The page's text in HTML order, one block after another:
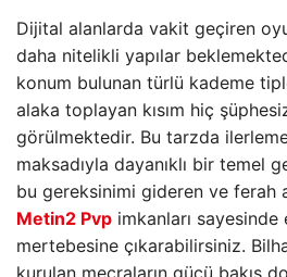
Dijital alanlarda vakit geçiren
daha nitelikli yapılar
konum bulunan türlü kademe
alaka toplayan kısım hiç
görülmektedir. Bu tarzda
maksadıyla dayanıklı bir temel
bu gereksinimi gideren ve ferah
Metin2 Pvp imkanları
mertebesine çıkarabilirsiniz.
kurulan mecraların gücü bakış